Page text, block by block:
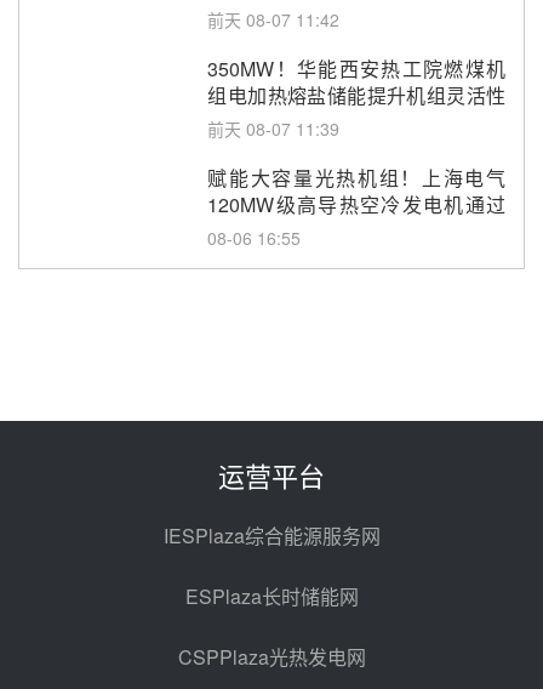
前天 08-07 11:42
350MW！华能西安热工院燃煤机
组电加热熔盐储能提升机组灵活性
改造项目初步设计第三方评审服务
前天 08-07 11:39
赋能大容量光热机组！上海电气
120MW级高导热空冷发电机通过
型式试验
08-06 16:55
100MW光工程性能试验采购
光热示范电站二列蒸汽发生器设备
亚核阀业中标天山北麓100MW光
热发电工程EPC总承包项目熔盐截
止阀、熔盐三偏心蝶阀采购
08-05 17:15
运营平台
IESPlaza综合能源服务网
ESPlaza长时储能网
CSPPlaza光热发电网